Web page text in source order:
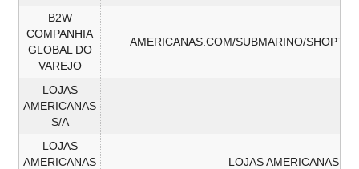
B2W
COMPANHIA
GLOBAL DO
VAREJO
AMERICANAS.COM/SUBMARINO/
LOJAS
AMERICANAS
S/A
LOJAS
AMERICANAS
LOJAS AMERICANAS